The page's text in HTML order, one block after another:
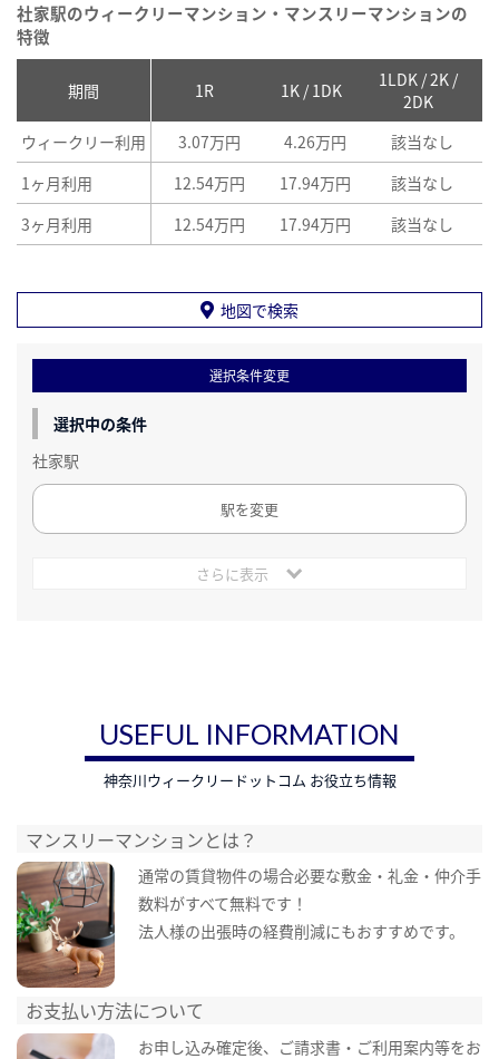
社家駅のウィークリーマンション・マンスリーマンションの
特徴
期間 1R 1K / 1DK
1LDK / 2K /
2DK
ウィークリー利用 3.07万円 4.26万円 該当なし
1ヶ月利用
12.54万円 17.94万円 該当なし
3ヶ月利用
12.54万円 17.94万円 該当なし
地図で検索
選択条件変更
選択中の条件
社家駅
駅を変更
さらに表示
USEFUL INFORMATION
神奈川ウィークリードットコム お役立ち情報
マンスリーマンションとは？
通常の賃貸物件の場合必要な敷金・礼金・仲介手
数料がすべて無料です！
法人様の出張時の経費削減にもおすすめです。
お支払い方法について
お申し込み確定後、ご請求書・ご利用案内等をお